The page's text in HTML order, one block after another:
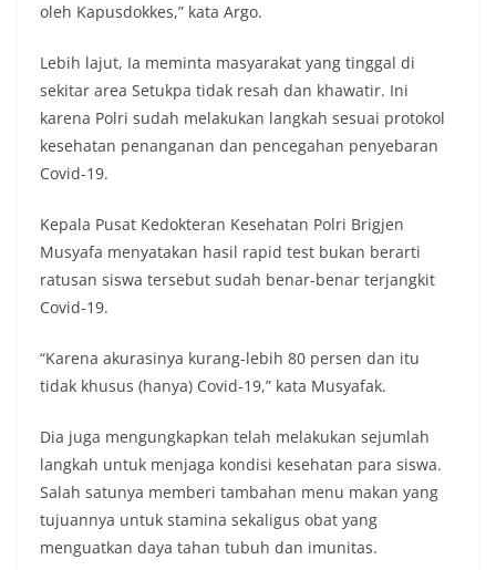
oleh Kapusdokkes,” kata Argo.
Lebih lajut, Ia meminta masyarakat yang tinggal di
sekitar area Setukpa tidak resah dan khawatir. Ini
karena Polri sudah melakukan langkah sesuai protokol
kesehatan penanganan dan pencegahan penyebaran
Covid-19.
Kepala Pusat Kedokteran Kesehatan Polri Brigjen
Musyafa menyatakan hasil rapid test bukan berarti
ratusan siswa tersebut sudah benar-benar terjangkit
Covid-19.
“Karena akurasinya kurang-lebih 80 persen dan itu
tidak khusus (hanya) Covid-19,” kata Musyafak.
Dia juga mengungkapkan telah melakukan sejumlah
langkah untuk menjaga kondisi kesehatan para siswa.
Salah satunya memberi tambahan menu makan yang
tujuannya untuk stamina sekaligus obat yang
menguatkan daya tahan tubuh dan imunitas.